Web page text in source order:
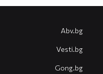
Abv.bg
Vesti.bg
Gong.bg